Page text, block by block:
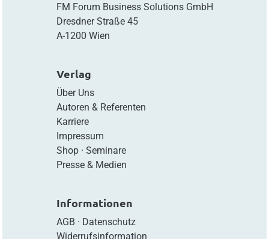
FM Forum Business Solutions GmbH
Dresdner Straße 45
A-1200 Wien
Verlag
Über Uns
Autoren & Referenten
Karriere
Impressum
Shop· Seminare
Presse & Medien
Informationen
AGB · Datenschutz
Widerrufsinformation